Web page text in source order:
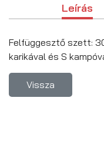
Leírás
Felfüggesztő szett:
karikával és S